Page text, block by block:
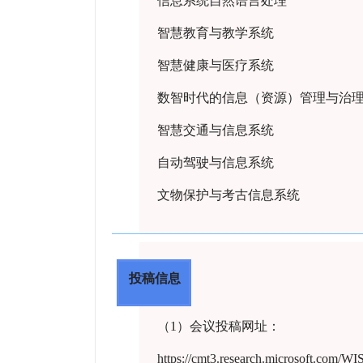
智慧教育与教学系统
智慧健康与医疗系统
数智时代的信息（资源）管理与治理
智慧交通与信息系统
自动驾驶与信息系统
文物保护与考古信息系统
投稿信息
（1）会议投稿网址：
https://cmt3.research.microsoft.com/